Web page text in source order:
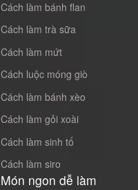
Cách làm bánh flan
Cách làm trà sữa
Cách làm mứt
Cách luộc móng giò
Cách làm bánh xèo
Cách làm gỏi xoài
Cách làm sinh tố
Cách làm siro
Món ngon dễ làm